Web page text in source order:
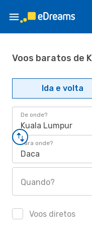
Voos baratos de
Ida e volta
De onde?
Kuala Lumpur
Para onde?
Daca
Quando?
Voos diretos